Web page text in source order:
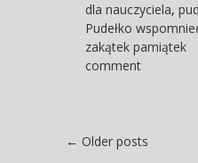
dla nauczyciela,
Pudełko
zakątek pamiątek
comment
Post
← Older posts